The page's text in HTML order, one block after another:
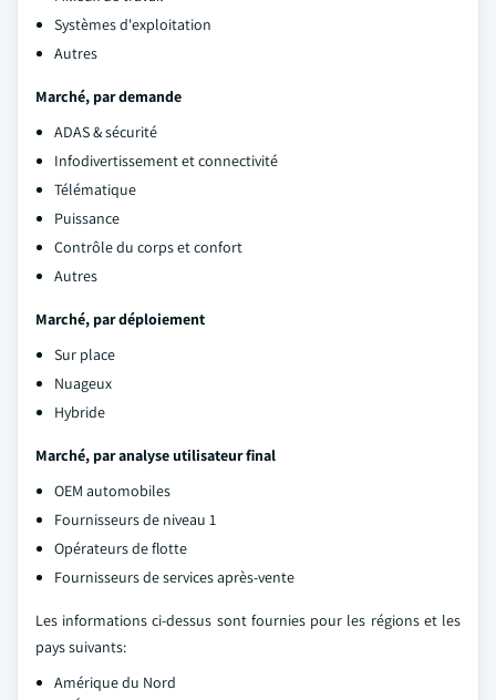
Systèmes d'exploitation
Autres
Marché, par demande
ADAS & sécurité
Infodivertissement et connectivité
Télématique
Puissance
Contrôle du corps et confort
Autres
Marché, par déploiement
Sur place
Nuageux
Hybride
Marché, par analyse utilisateur final
OEM automobiles
Fournisseurs de niveau 1
Opérateurs de flotte
Fournisseurs de services après-vente
Les informations ci-dessus sont fournies pour les régions et les
pays suivants:
Amérique du Nord